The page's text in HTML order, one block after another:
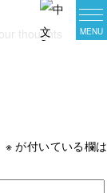
thoughts
※ が付いている欄は